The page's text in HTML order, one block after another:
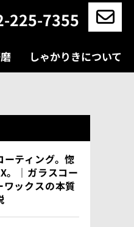
225-7355
しゃかりきについて
ティング。惚
。｜ガラスコー
ワックスの本質